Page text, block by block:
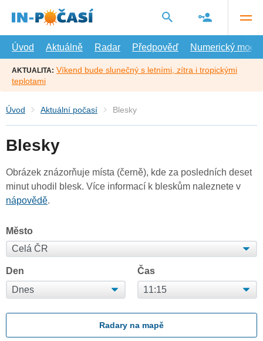
hlavní
Úvod
Aktuálně Radar Předpověď Numerický model
AKTUALITA: Víkend bude slunečný s letními, zítra i tropickými
teplotami
Úvod Aktuální počasí Blesky
Blesky
Obrázek znázorňuje místa (černě), kde za posledních deset
minut uhodil blesk. Více informací k bleskům naleznete v
nápovědě.
Město
Den Čas
Radary na mapě